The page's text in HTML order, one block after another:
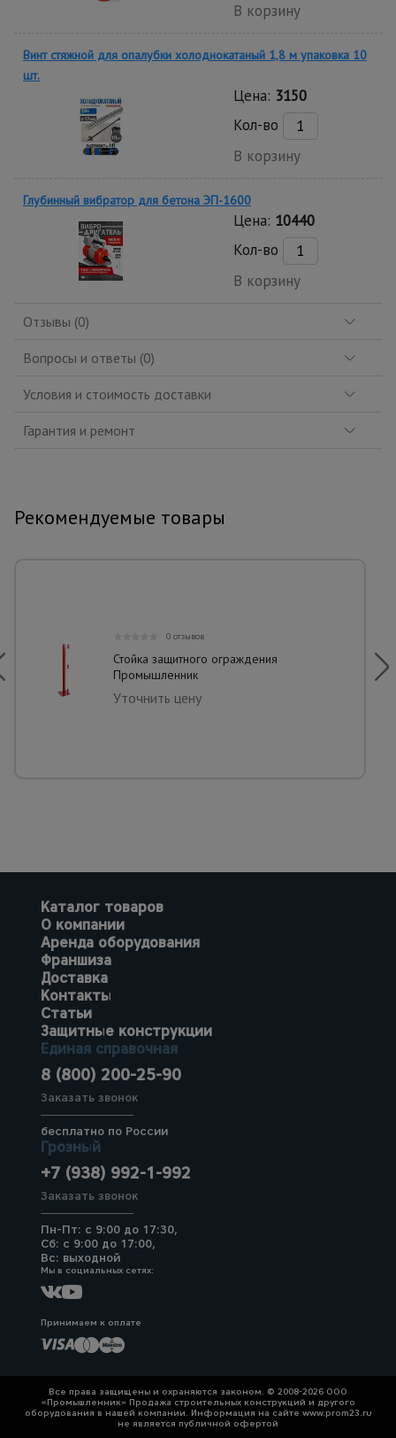
В корзину
Винт стяжной для опалубки холоднокатаный 1,8 м упаковка 10
шт.
Цена: 3150
Кол-во
В корзину
Глубинный вибратор для бетона ЭП-1600
Цена: 10440
Кол-во
В корзину
Отзывы (0)
Вопросы и ответы (0)
Условия и стоимость доставки
Гарантия и ремонт
Рекомендуемые товары
0 отзывов
Стойка защитного ограждения
Промышленник
Уточнить цену
Каталог товаров
О компании
Аренда оборудования
Франшиза
Доставка
Контакты
Статьи
Защитные конструкции
Единая справочная
8 (800) 200-25-90
Заказать звонок
бесплатно по России
Грозный
+7 (938) 992-1-992
Заказать звонок
Пн-Пт: с 9:00 до 17:30,
Сб: с 9:00 до 17:00,
Вс: выходной
Мы в социальных сетях:
Принимаем к оплате
Все права защищены и охраняются законом. © 2008-2026 ООО
«Промышленник» Продажа строительных конструкций и другого
оборудования в нашей компании. Информация на сайте www.prom23.ru
не является публичной офертой